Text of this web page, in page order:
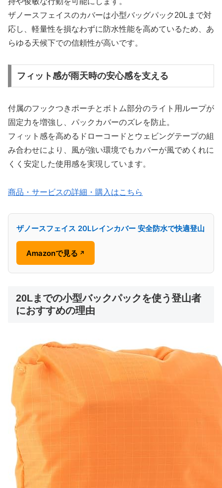
ザノースフェイスのカバーは小型バッグパック20Lまで対
応し、軽量性を損なわずに防水性能を高めているため、あ
らゆる天候下での信頼性が高いです。
フィット感が雨天時の安心感を支える
付属のフックつきポーチとボトム部分のライト用ループが
固定力を増強し、パックカバーのズレを防止。
フィット感を高めるドローコードとウェビングテープの組
み合わせにより、風が強い環境でもカバーが風でめくれに
くく安定した使用感を実現しています。
商品・サービスの詳細・購入はこちら
ザノースフェイス 20Lレインカバー 安全防水で快適登山
Amazonで見る ↗
20Lまでの小型バックパックを使う登山者
におすすめの理由